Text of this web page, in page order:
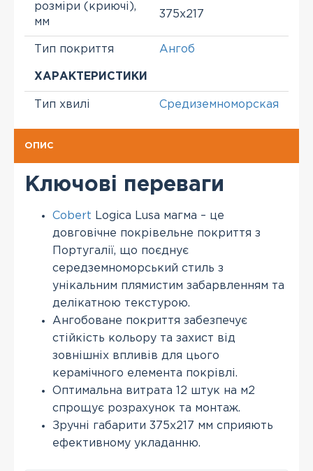
розміри (криючі),
мм
375х217
Тип покриття Ангоб
ХАРАКТЕРИСТИКИ
Тип хвилі Средиземноморская
ОПИС
Ключові переваги
Cobert Logica Lusa магма – це
довговічне покрівельне покриття з
Португалії, що поєднує
середземноморський стиль з
унікальним плямистим забарвленням та
делікатною текстурою.
Ангобоване покриття забезпечує
стійкість кольору та захист від
зовнішніх впливів для цього
керамічного елемента покрівлі.
Оптимальна витрата 12 штук на м2
спрощує розрахунок та монтаж.
Зручні габарити 375х217 мм сприяють
ефективному укладанню.